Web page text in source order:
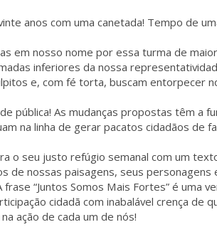
anos com uma canetada! Tempo de
em nosso nome por essa turma de
inferiores da nossa
e, com fé torta, buscam entorpecer
pública! As mudanças propostas têm a
na linha de gerar pacatos cidadãos de
o seu justo refúgio semanal com um
de nossas paisagens, seus personagens
“Juntos Somos Mais Fortes” é uma
cidadã com inabalável crença de
ação de cada um de nós!